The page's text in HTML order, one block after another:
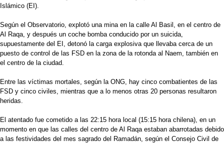
Islámico (EI).
Según el Observatorio, explotó una mina en la calle Al Basil, en el centro de
Al Raqa, y después un coche bomba conducido por un suicida,
supuestamente del EI, detonó la carga explosiva que llevaba cerca de un
puesto de control de las FSD en la zona de la rotonda al Naem, también en
el centro de la ciudad.
Entre las víctimas mortales, según la ONG, hay cinco combatientes de las
FSD y cinco civiles, mientras que a lo menos otras 20 personas resultaron
heridas.
El atentado fue cometido a las 22:15 hora local (15:15 hora chilena), en un
momento en que las calles del centro de Al Raqa estaban abarrotadas debido
a las festividades del mes sagrado del Ramadán, según el Consejo Civil de